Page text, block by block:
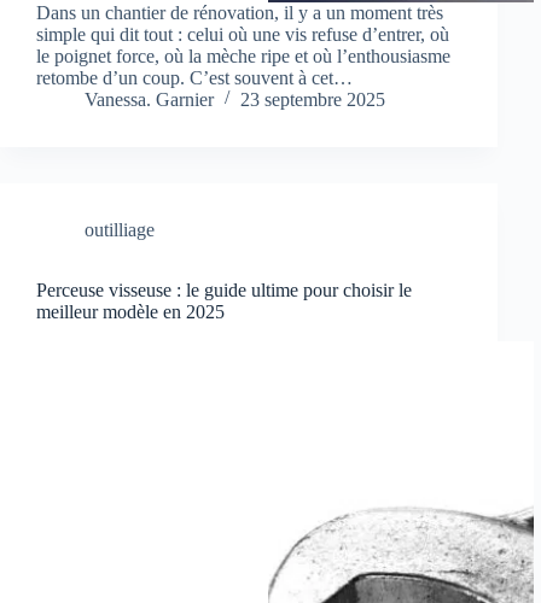
Dans un chantier de rénovation, il y a un moment très
simple qui dit tout : celui où une vis refuse d’entrer, où
le poignet force, où la mèche ripe et où l’enthousiasme
retombe d’un coup. C’est souvent à cet…
Vanessa. Garnier
23 septembre 2025
outilliage
Perceuse visseuse : le guide ultime pour choisir le
meilleur modèle en 2025